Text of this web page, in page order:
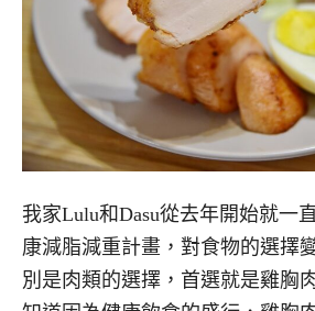
我家Lulu和Dasu從去年開始就一
康減脂減重計畫，對食物的選擇
別是肉類的選擇，首選就是雞胸